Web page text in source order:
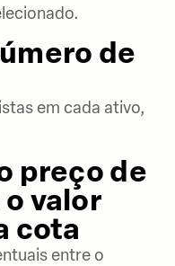
de
em cada ativo,
preço de
valor
cota
entre o